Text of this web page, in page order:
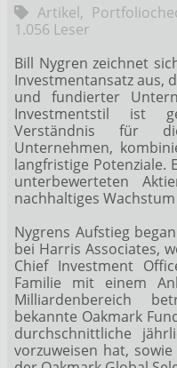
Artikel,
1.056 Leser
Bill Nygren zeichnet
Investmentansatz aus,
und fundierter
Investmentstil ist
Verständnis für
Unternehmen,
langfristige Potenziale.
unterbewerteten
nachhaltiges
Nygrens Aufstieg
bei Harris Associates,
Chief Investment
Familie mit einem
Milliardenbereich
bekannte Oakmark
durchschnittliche
vorzuweisen hat,